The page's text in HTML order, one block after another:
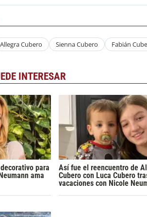
Allegra Cubero Sienna Cubero Fabián
INTERESAR
para
ama
Así fue el reencuentro de
Cubero con Luca Cubero
vacaciones con Nicole